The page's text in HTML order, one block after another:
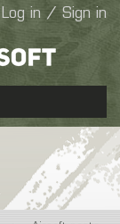
Log in / Sign in